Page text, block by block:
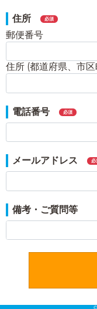
住所 必須
郵便番号
住所 (都道府県、市
電話番号 必須
メールアドレス 必
備考・ご質問等